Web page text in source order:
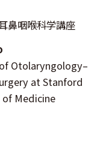
鼻咽喉科学講座
Otolaryngology–
at Stanford
Medicine